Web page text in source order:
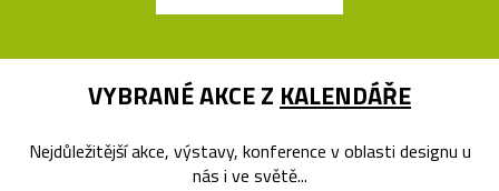
VYBRANÉ AKCE Z KALENDÁŘE
Nejdůležitější akce, výstavy, konference v oblasti designu u
nás i ve světě...